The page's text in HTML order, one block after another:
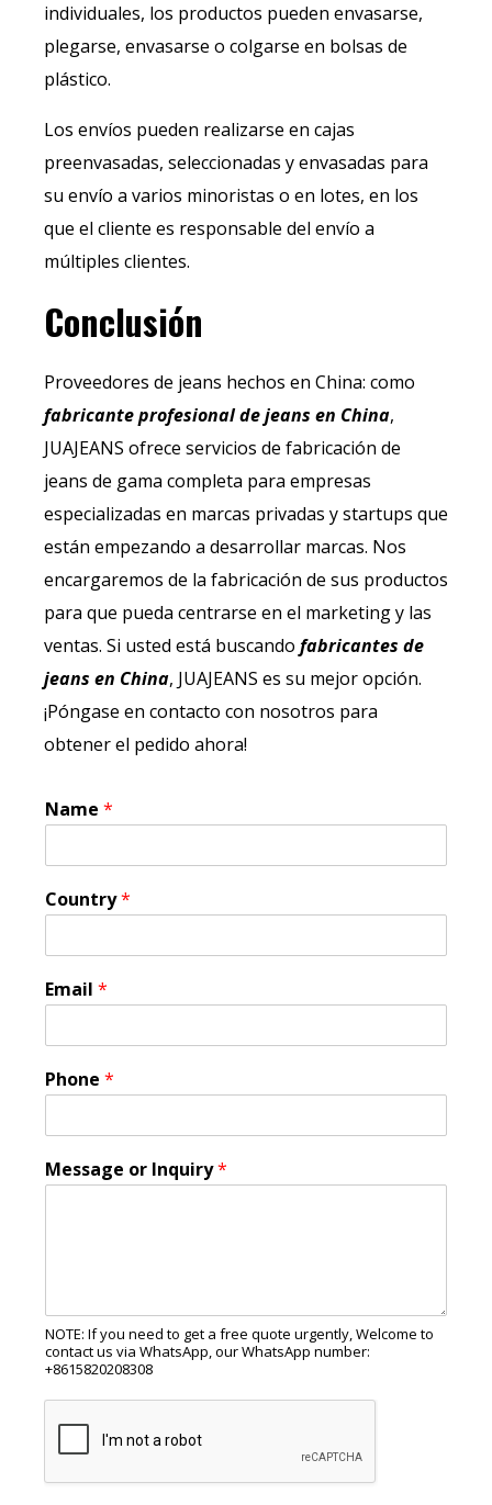
individuales, los productos pueden envasarse,
plegarse, envasarse o colgarse en bolsas de
plástico.
Los envíos pueden realizarse en cajas
preenvasadas, seleccionadas y envasadas para
su envío a varios minoristas o en lotes, en los
que el cliente es responsable del envío a
múltiples clientes.
Conclusión
Proveedores de jeans hechos en China: como
fabricante profesional de jeans en China,
JUAJEANS ofrece servicios de fabricación de
jeans de gama completa para empresas
especializadas en marcas privadas y startups que
están empezando a desarrollar marcas. Nos
encargaremos de la fabricación de sus productos
para que pueda centrarse en el marketing y las
ventas. Si usted está buscando fabricantes de
jeans en China, JUAJEANS es su mejor opción.
¡Póngase en contacto con nosotros para
obtener el pedido ahora!
Name *
Country*
Email *
Phone *
Message or Inquiry*
NOTE: If you need to get a free quote urgently, Welcome to
contact us via WhatsApp, our WhatsApp number:
+8615820208308